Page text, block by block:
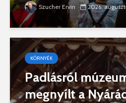
Szucher Ervin 2026.
KÖRNYÉK
Padlásról
megnyílt a